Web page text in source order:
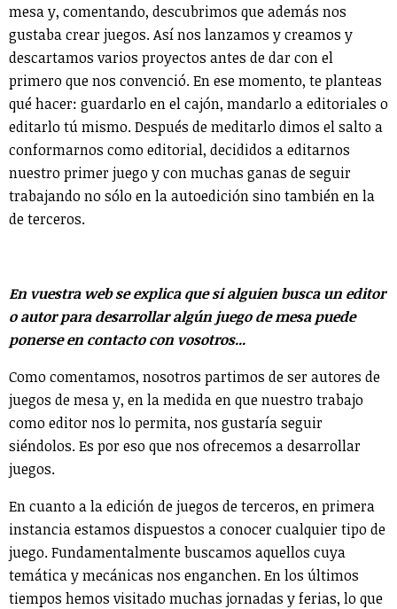
mesa y, comentando, descubrimos que además nos
gustaba crear juegos. Así nos lanzamos y creamos y
descartamos varios proyectos antes de dar con el
primero que nos convenció. En ese momento, te planteas
qué hacer: guardarlo en el cajón, mandarlo a editoriales o
editarlo tú mismo. Después de meditarlo dimos el salto a
conformarnos como editorial, decididos a editarnos
nuestro primer juego y con muchas ganas de seguir
trabajando no sólo en la autoedición sino también en la
de terceros.
En vuestra web se explica que si alguien busca un editor
o autor para desarrollar algún juego de mesa puede
ponerse en contacto con vosotros...
Como comentamos, nosotros partimos de ser autores de
juegos de mesa y, en la medida en que nuestro trabajo
como editor nos lo permita, nos gustaría seguir
siéndolos. Es por eso que nos ofrecemos a desarrollar
juegos.
En cuanto a la edición de juegos de terceros, en primera
instancia estamos dispuestos a conocer cualquier tipo de
juego. Fundamentalmente buscamos aquellos cuya
temática y mecánicas nos enganchen. En los últimos
tiempos hemos visitado muchas jornadas y ferias, lo que